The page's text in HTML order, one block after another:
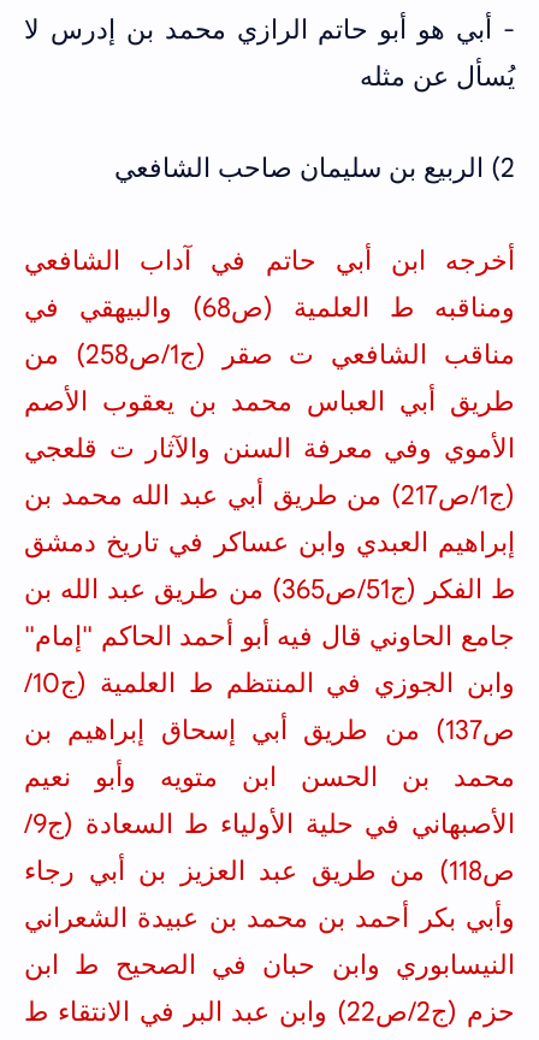
- أبي هو أبو حاتم الرازي محمد بن إدرس لا
يُسأل عن مثله
2) الربيع بن سليمان صاحب الشافعي
أخرجه ابن أبي حاتم في آداب الشافعي
ومناقبه ط العلمية (ص68) والبيهقي في
مناقب الشافعي ت صقر (ج1/ص258) من
طريق أبي العباس محمد بن يعقوب الأصم
الأموي وفي معرفة السنن والآثار ت قلعجي
(ج1/ص217) من طريق أبي عبد الله محمد بن
إبراهيم العبدي وابن عساكر في تاريخ دمشق
ط الفكر (ج51/ص365) من طريق عبد الله بن
جامع الحاوني قال فيه أبو أحمد الحاكم "إمام"
وابن الجوزي في المنتظم ط العلمية (ج10/
ص137) من طريق
أبي إسحاق إبراهيم بن
محمد بن الحسن ابن متويه وأبو نعيم
الأصبهاني في حلية الأولياء ط السعادة (ج9/
ص118) من طريق عبد العزيز بن أبي رجاء
وأبي بكر أحمد بن محمد بن عبيدة الشعراني
النيسابوري وابن حبان في الصحيح ط ابن
حزم (ج2/ص22) وابن عبد البر في الانتقاء ط